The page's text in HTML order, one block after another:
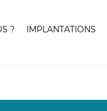
? IMPLANTATIONS